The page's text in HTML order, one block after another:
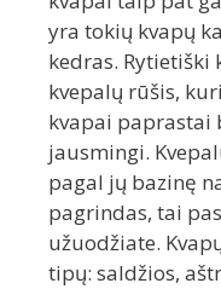
yra tokių kvapų
kedras. Rytietiški
kvepalų rūšis,
kvapai paprastai
jausmingi.
pagal jų bazinę
pagrindas, tai
užuodžiate.
tipų: saldžios,